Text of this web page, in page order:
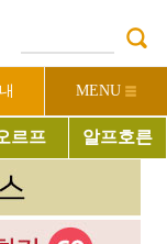
MENU
르프 알프호른